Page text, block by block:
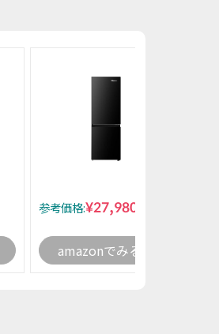
参考価格:¥27,980
amazonでみる